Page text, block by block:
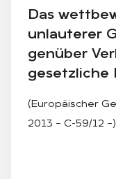
Das
un­lau­te­rer
gen­über
ge­setz­li­che
(Europäischer
2013 – C-59/12